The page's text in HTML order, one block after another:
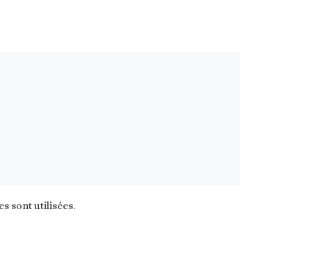
sont utilisées.